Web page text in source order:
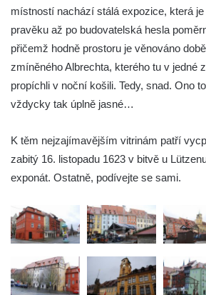
Tam, kde vznikají křišťálové globy
a muzeum Moser, Karlovy Vary)
SDH, TFA a muzeum … aneb nezlomnej
lidskej duch
Vojenské muzeum Lešany
místností nachází stálá expozice, která
pravěku až po budovatelská hesla
přičemž hodně prostoru je věnováno
zmíněného Albrechta, kterého tu v jedné
propíchli v noční košili. Tedy, snad. Ono
vždycky tak úplně jasné…
K těm nejzajímavějším vitrinám patří
zabitý 16. listopadu 1623 v bitvě u
exponát. Ostatně, podívejte se sami.